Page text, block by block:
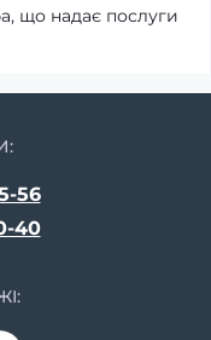
що надає послуги
56
40